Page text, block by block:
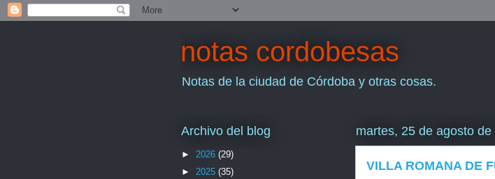
notas cordobesas
Notas de la ciudad de Córdoba y otras cosas.
martes, 25 de agosto de
VILLA ROMANA DE
Archivo del blog
► 2026 (29)
► 2025 (35)